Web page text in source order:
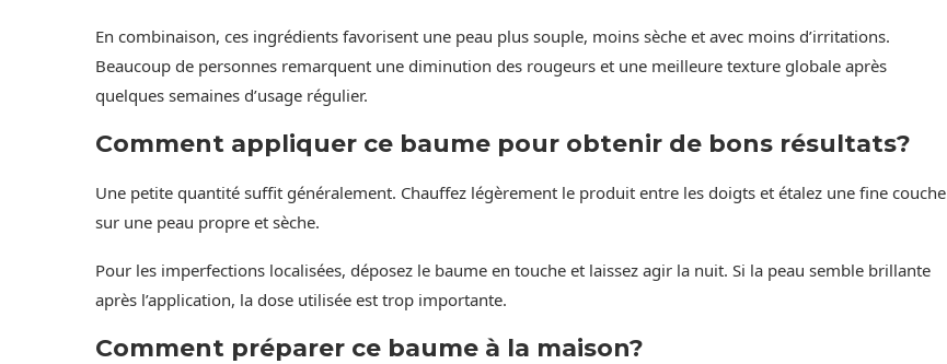
En combinaison, ces ingrédients favorisent une peau plus souple, moins sèche et avec moins d’irritations.
Beaucoup de personnes remarquent une diminution des rougeurs et une meilleure texture globale après
quelques semaines d’usage régulier.
Comment appliquer ce baume pour obtenir de bons résultats?
Une petite quantité suffit généralement. Chauffez légèrement le produit entre les doigts et étalez une fine couche
sur une peau propre et sèche.
Pour les imperfections localisées, déposez le baume en touche et laissez agir la nuit. Si la peau semble brillante
après l’application, la dose utilisée est trop importante.
Comment préparer ce baume à la maison?